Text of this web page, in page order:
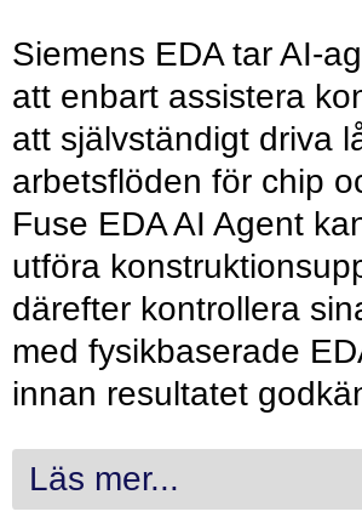
Siemens EDA tar AI-
att enbart assistera
att självständigt driva
arbetsflöden för chip
Fuse EDA AI Agent
utföra
därefter kontrollera
med fysikbaserade
innan resultatet
Läs mer...